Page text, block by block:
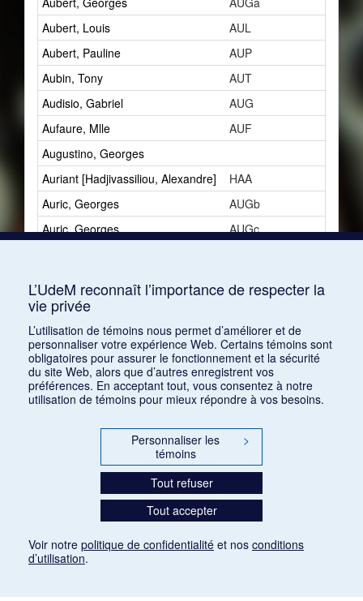
Aubert, Louis
AUL
Aubert, Pauline
AUP
Aubin, Tony
AUT
Audisio, Gabriel
AUG
Aufaure, Mlle
AUF
Augustino, Georges
Auriant [Hadjivassiliou, Alexandre]
HAA
Auric, Georges
AUGb
Auric, Georges
AUGc
3
Azpiri, Munoz
L’UdeM reconnaît l’importance de respecter la
vie privée
L’utilisation de témoins nous permet d’améliorer et de
personnaliser votre expérience Web. Certains témoins sont
obligatoires pour assurer le fonctionnement et la sécurité
du site Web, alors que d’autres enregistrent vos
préférences. En acceptant tout, vous consentez à notre
utilisation de témoins pour mieux répondre à vos besoins.
Personnaliser les
témoins
>
Tout refuser
Tout accepter
Voir notre politique de confidentialité et nos conditions
d’utilisation.